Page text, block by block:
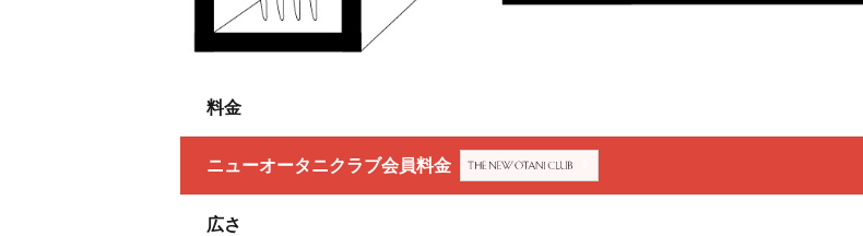
料金
ニューオータニクラブ会員料金
広さ